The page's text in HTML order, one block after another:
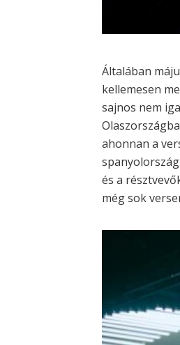
Általában
kellemesen
sajnos nem
ahonnan a
és a
még sok